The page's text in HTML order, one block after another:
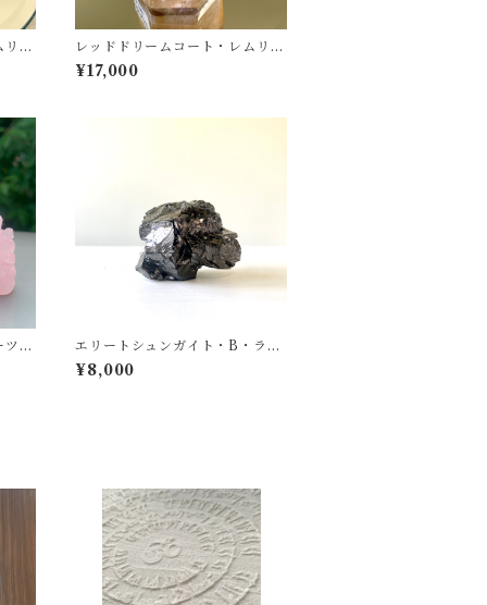
リア
シ
レッドドリームコート・レムリア
ンシード① ポイント・ポリッシ
ュ（磨き）
¥17,000
ツ・
エリートシュンガイト・B・ラフ
原石・（ノーブルシュンガイト）
¥8,000